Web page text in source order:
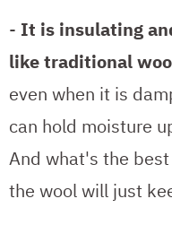
- It is insulating
like traditional
even when it is
can hold moisture
And what's the
the wool will just